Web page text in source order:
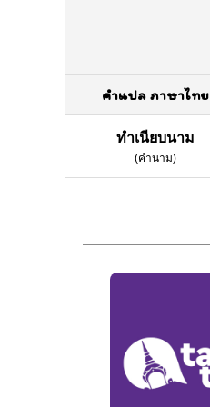
คำแปล ภาษาไทย
ทำเนียบนาม
(คำนาม)